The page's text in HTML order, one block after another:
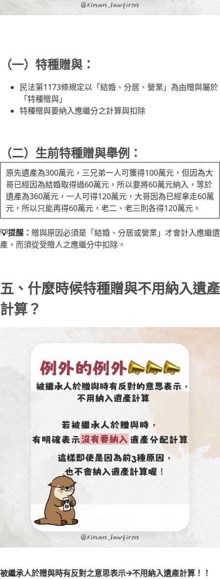
（一）特種贈與：
民法第1173條規定以「結婚、分居、營業」為由贈與屬於
「特種贈與」
特種贈與要納入應繼分之計算與扣除
（二）生前特種贈與舉例：
原先遺產為300萬元，三兄弟一人可獲得100萬元，但因為大
哥已經因為結婚取得過60萬元，所以要將60萬元納入，等於
遺產為360萬元，一人可得120萬元，大哥因為已經拿走60萬
元，所以只能再得60萬元，老二、老三則各得120萬元。
💡提醒： 贈與原因必須是「結婚、分居或營業」才會計入應繼遺
產，而須從受贈人之應繼分中扣除。
五、什麼時候特種贈與不用納入遺產
計算？
被繼承人於贈與時有反對之意思表示🡪不用納入遺產計算！！